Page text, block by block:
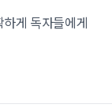
게 독자들에게